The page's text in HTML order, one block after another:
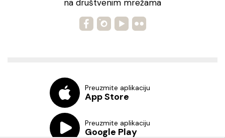
na društvenim mrežama
Preuzmite aplikaciju
App Store
Preuzmite aplikaciju
Google Play